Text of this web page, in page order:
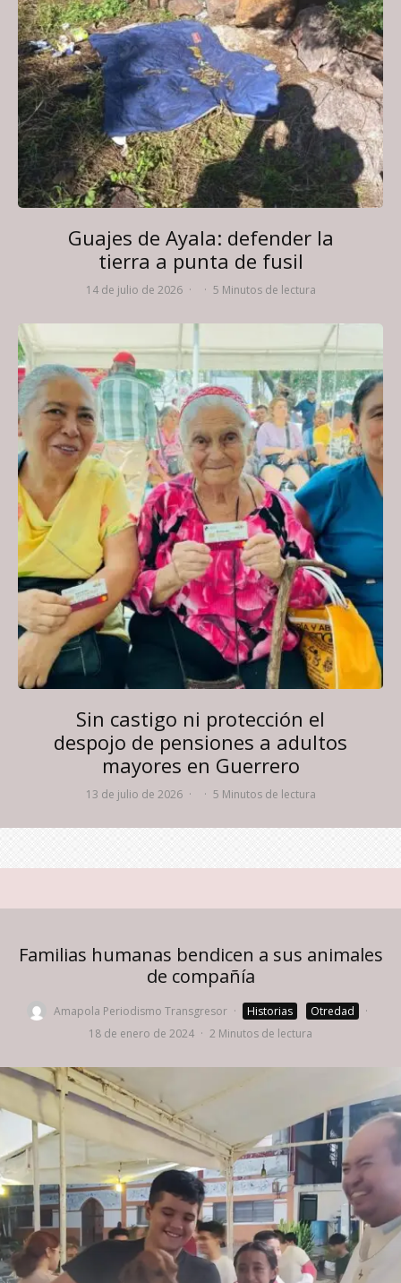
Guajes de Ayala: defender la
tierra a punta de fusil
14 de julio de 2026 · · 5 Minutos de lectura
Sin castigo ni protección el
despojo de pensiones a adultos
mayores en Guerrero
13 de julio de 2026 · · 5 Minutos de lectura
Familias humanas bendicen a sus animales
de compañía
Amapola Periodismo Transgresor · Historias Otredad
·
18 de enero de 2024 · 2 Minutos de lectura